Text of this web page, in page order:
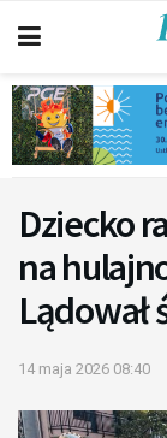
Dziecko
na
Lądował
14 maja 2026 08:40